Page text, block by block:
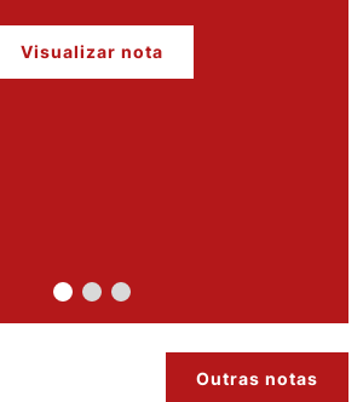
Visualizar nota
Outras notas